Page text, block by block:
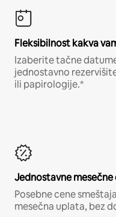
Fleksibilnost kakva
Izaberite tačne
jednostavno
ili papirologije.*
Jednostavne mesečne
Posebne cene
mesečna uplata, bez